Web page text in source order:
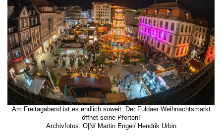
Am Freitagabend ist es endlich soweit: Der Fuldaer Weihnachtsmarkt
öffnet seine Pforten!
Archivfotos: O|N/ Martin Engel/ Hendrik Urbin